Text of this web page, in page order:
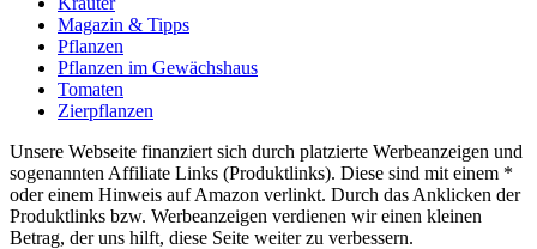
Magazin & Tipps
Pflanzen
Pflanzen im Gewächshaus
Tomaten
Zierpflanzen
Unsere Webseite finanziert sich durch platzierte Werbeanzeigen und
sogenannten Affiliate Links (Produktlinks). Diese sind mit einem *
oder einem Hinweis auf Amazon verlinkt. Durch das Anklicken der
Produktlinks bzw. Werbeanzeigen verdienen wir einen kleinen
Betrag, der uns hilft, diese Seite weiter zu verbessern.